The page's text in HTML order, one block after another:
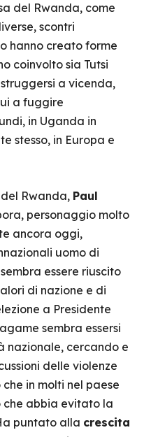
del Rwanda, come
scontri
hanno creato forme
coinvolto sia Tutsi
a vicenda,
a fuggire
in Uganda in
stesso, in Europa e
Rwanda, Paul
personaggio molto
ancora oggi,
uomo di
essere riuscito
di nazione e di
a Presidente
sembra essersi
nazionale, cercando e
delle violenze
in molti nel paese
che abbia evitato la
puntato alla crescita